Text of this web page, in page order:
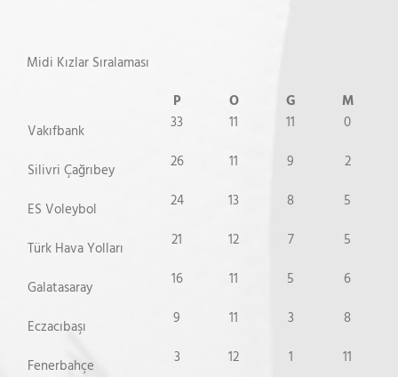
Midi Kızlar Sıralaması
P
O G
M
Vakıfbank
33 11 11 0
Silivri Çağrıbey 26 11 9 2
ES Voleybol 24 13 8 5
Türk Hava Yolları 21 12 7 5
Galatasaray 16 11 5 6
Eczacıbaşı 9 11 3 8
Fenerbahçe 3 12 1
11